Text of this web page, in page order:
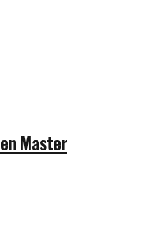
Master